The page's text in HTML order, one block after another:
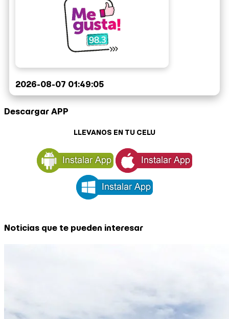
2026-08-07 01:49:05
Descargar APP
LLEVANOS EN TU CELU
Noticias que te pueden interesar